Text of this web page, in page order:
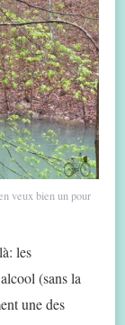
veux bien un pour
les
(sans la
une des